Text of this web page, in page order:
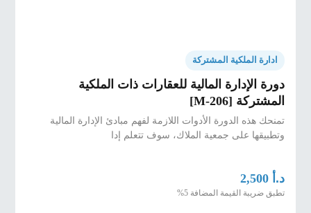
ادارة الملكية المشتركة
دورة الإدارة المالية للعقارات ذات الملكية
المشتركة [M-206]
تمنحك هذه الدورة الأدوات اللازمة لفهم مبادئ الإدارة المالية
وتطبيقها على جمعية الملاك، سوف تتعلم إدا
د.أ 2,500
تطبق ضريبة القيمة المضافة 5%